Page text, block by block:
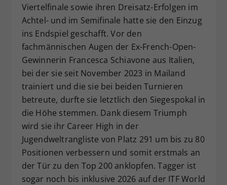
Viertelfinale sowie ihren Dreisatz-Erfolgen im
Achtel- und im Semifinale hatte sie den Einzug
ins Endspiel geschafft. Vor den
fachmännischen Augen der Ex-French-Open-
Gewinnerin Francesca Schiavone aus Italien,
bei der sie seit November 2023 in Mailand
trainiert und die sie bei beiden Turnieren
betreute, durfte sie letztlich den Siegespokal in
die Höhe stemmen. Dank diesem Triumph
wird sie ihr Career High in der
Jugendweltrangliste von Platz 291 um bis zu 80
Positionen verbessern und somit erstmals an
der Tür zu den Top 200 anklopfen. Tagger ist
sogar noch bis inklusive 2026 auf der ITF World